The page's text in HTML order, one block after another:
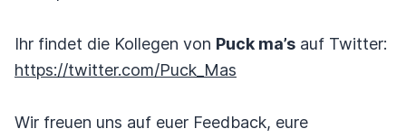
Ihr findet die Kollegen von Puck ma’s auf Twitter:
https://twitter.com/Puck_Mas
Wir freuen uns auf euer Feedback, eure